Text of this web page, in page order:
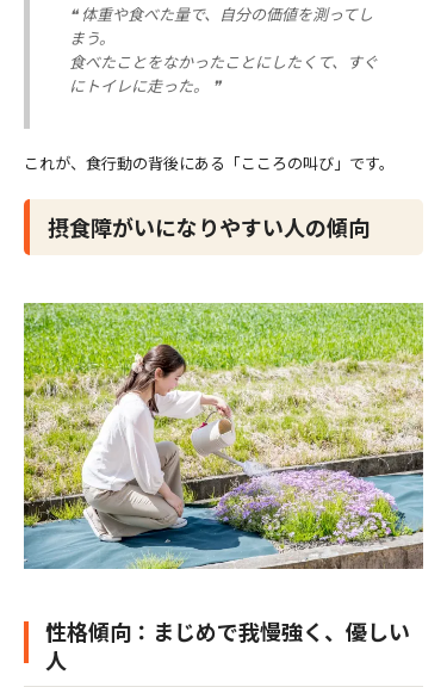
❝ 体重や食べた量で、自分の価値を測ってし
まう。
食べたことをなかったことにしたくて、すぐ
にトイレに走った。 ❞
これが、食行動の背後にある「こころの叫び」です。
摂食障がいになりやすい人の傾向
性格傾向：まじめで我慢強く、優しい
人